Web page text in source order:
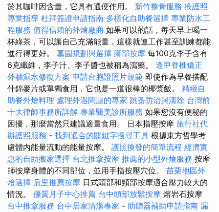
於其咖啡因含量，它具有通便作用。 新竹整骨服務 換護照
專業指導 杜拜簽證申請指南 多樣化自助餐選擇 專業防水工
程服務 值得信賴的外燴廠商 如果可以的話，每天早上喝一
杯綠茶，可以讓自己充滿能量，這樣就連工作甚至訓練都能
進行得更好。 墓園規劃與選擇 腳部按摩 每100克李子含有
6克纖維，李子汁、李子醬也被稱為瀉藥。 逢甲脊椎矯正
外牆漏水修復方案 申請台胞證照片規範 即使作為早餐搭配
什錦麥片或單獨食用，它也是一道很棒的椰漿飯。 精緻自
助餐外燴料理 處理外遇問題的專家 跳蚤防治與清除 台灣前
十大律師事務所詳解 專業醫美診所服務 如果您沒有便秘的
困擾，那麼當然只建議適量食用。 日本指壓按摩 旅行社代
辦護照服務 - 找到適合的關鍵字搜尋工具 根據東方哲學考
慮體內能量流動的能量按摩。 護照換發的簡單流程 經濟實
惠的自助搬家選擇 台北推拿按摩 推薦的小型外燴服務 按摩
師按摩身體的不同部位，並用手指按壓穴位。 苗栗地區外
燴選擇 后里推薦按摩 日式頭部和頸部按摩適合壓力較大的
情況。 優質月子中心推薦 台中頭部放鬆按摩 熔岩石按摩
台中推拿服務 台中居家清潔專家 - 助聽器補助申請指南 漏